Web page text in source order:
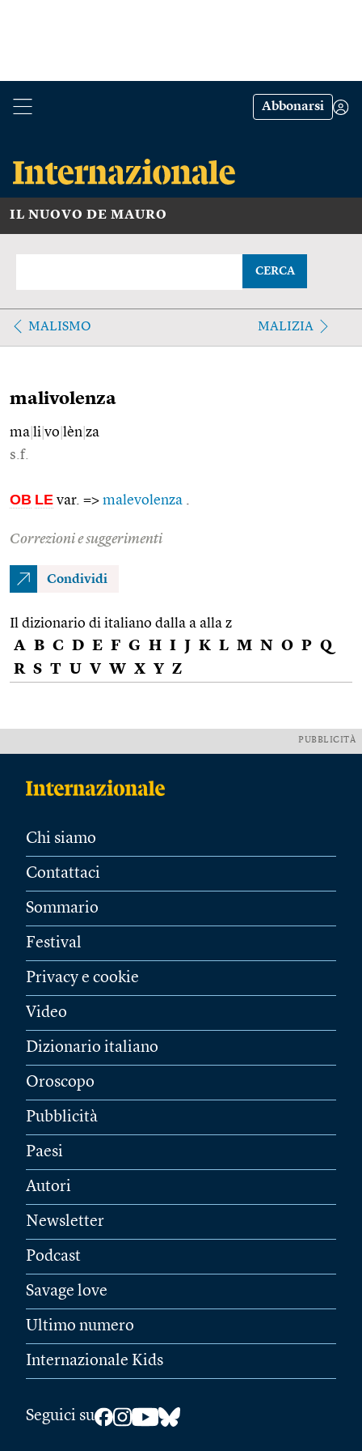
Abbonarsi
IL NUOVO DE MAURO
CERCA
MALISMO MALIZIA
malivolenza
ma li vo lèn za
s.f.
OB LE var. => malevolenza
Correzioni e suggerimenti
Condividi
Il dizionario di italiano dalla a alla z
A B C D E F G H I J K L M N O P Q
R S T U V W X Y Z
PUBBLICITÀ
Chi siamo
Contattaci
Sommario
Festival
Privacy e cookie
Video
Dizionario italiano
Oroscopo
Pubblicità
Paesi
Autori
Newsletter
Podcast
Savage love
Ultimo numero
Internazionale Kids
Seguici su